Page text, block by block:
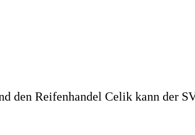
den Reifenhandel Celik kann der